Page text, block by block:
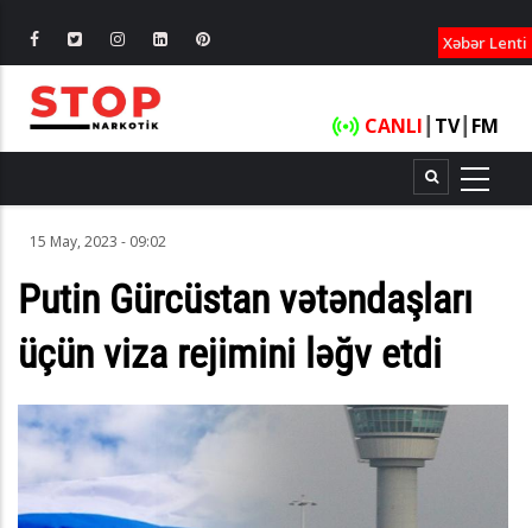
Xəbər Lenti
CANLI TV┃ FM
15 May, 2023 - 09:02
Putin Gürcüstan vətəndaşları
üçün viza rejimini ləğv etdi